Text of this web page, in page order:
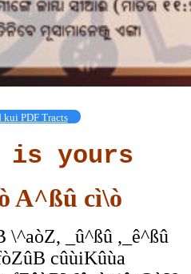
kui PDF Tracts
is yours
A^ßû cì\ò
_û^ßû ,_ê^ßû
cûùiKûùa